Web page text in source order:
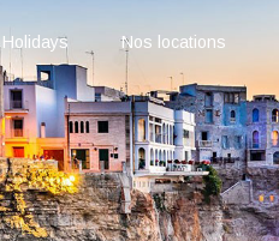
Nos locations